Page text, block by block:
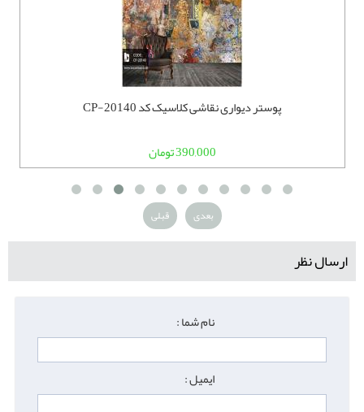
پوستر دیواری نقاشی کلاسیک کد CP-20140
390,000 تومان
قبلی بعدی
ارسال نظر
نام شما :
ایمیل :